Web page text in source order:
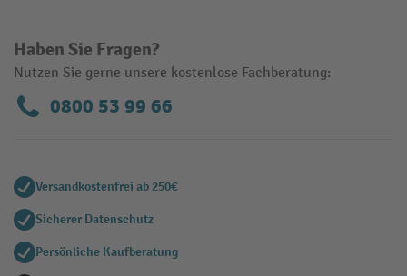
Haben Sie Fragen?
Nutzen Sie gerne unsere kostenlose Fachberatung:
0800 53 99 66
Versandkostenfrei ab 250€
Sicherer Datenschutz
Persönliche Kaufberatung